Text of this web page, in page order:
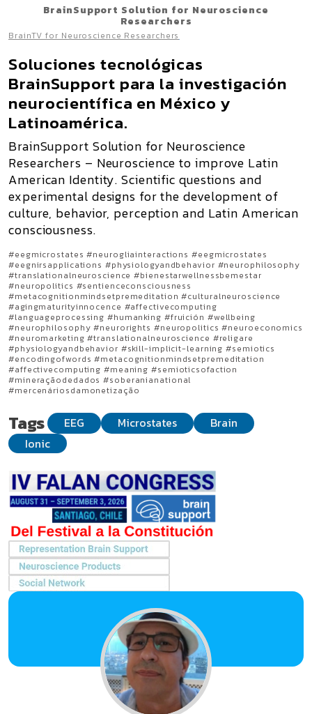
BrainSupport Solution for Neuroscience
Researchers
BrainTV for Neuroscience Researchers
Soluciones tecnológicas
BrainSupport para la investigación
neurocientífica en México y
Latinoamérica.
BrainSupport Solution for Neuroscience
Researchers – Neuroscience to improve Latin
American Identity. Scientific questions and
experimental designs for the development of
culture, behavior, perception and Latin American
consciousness.
#eegmicrostates #neurogliainteractions #eegmicrostates
#eegnirsapplications #physiologyandbehavior #neurophilosophy
#translationalneuroscience #bienestarwellnessbemestar
#neuropolitics #sentienceconsciousness
#metacognitionmindsetpremeditation #culturalneuroscience
#agingmaturityinnocence #affectivecomputing
#languageprocessing #humanking #fruición #wellbeing
#neurophilosophy #neurorights #neuropolitics #neuroeconomics
#neuromarketing #translationalneuroscience #religare
#physiologyandbehavior #skill-implicit-learning #semiotics
#encodingofwords #metacognitionmindsetpremeditation
#affectivecomputing #meaning #semioticsofaction
#mineraçãodedados #soberanianational
#mercenáriosdamonetização
Tags EEG Microstates
Brain
Ionic